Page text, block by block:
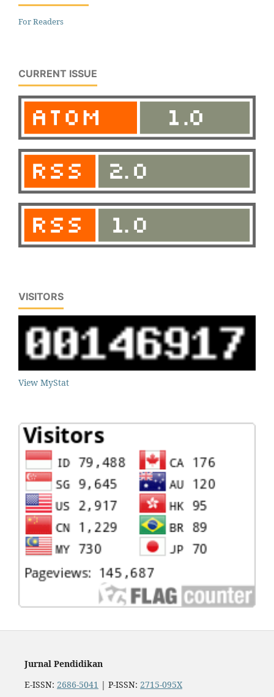
For Readers
CURRENT ISSUE
VISITORS
View MyStat
Jurnal Pendidikan
E-ISSN: 2686-5041 | P-ISSN: 2715-095X